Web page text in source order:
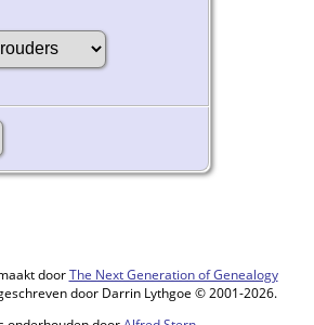
doorThe Next Generation of Genealogy
door Darrin Lythgoe © 2001-2026.